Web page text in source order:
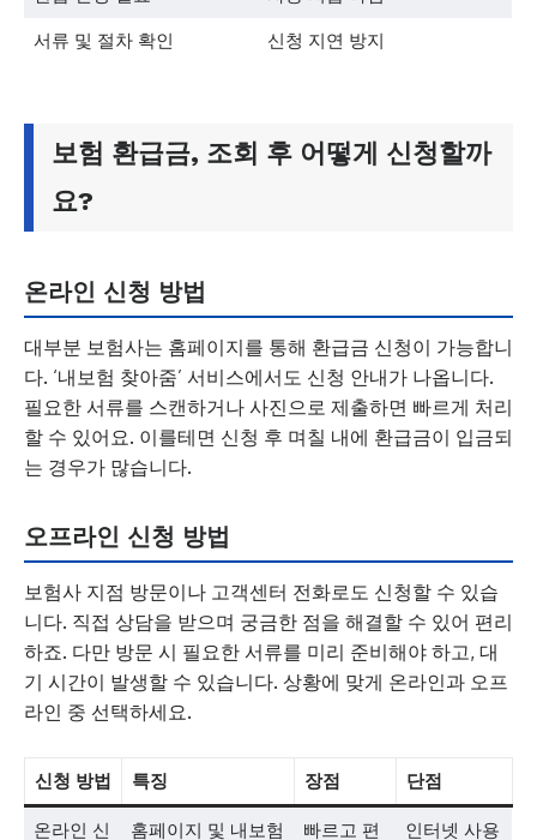
서류 및 절차 확인 신청 지연 방지
보험 환급금, 조회 후 어떻게 신청할까
요?
온라인 신청 방법
대부분 보험사는 홈페이지를 통해 환급금 신청이 가능합니
다. ‘내보험 찾아줌’ 서비스에서도 신청 안내가 나옵니다.
필요한 서류를 스캔하거나 사진으로 제출하면 빠르게 처리
할 수 있어요. 이를테면 신청 후 며칠 내에 환급금이 입금되
는 경우가 많습니다.
오프라인 신청 방법
보험사 지점 방문이나 고객센터 전화로도 신청할 수 있습
니다. 직접 상담을 받으며 궁금한 점을 해결할 수 있어 편리
하죠. 다만 방문 시 필요한 서류를 미리 준비해야 하고, 대
기 시간이 발생할 수 있습니다. 상황에 맞게 온라인과 오프
라인 중 선택하세요.
신청 방법 특징 장점 단점
온라인 신 홈페이지 및 내보험 빠르고 편 인터넷 사용